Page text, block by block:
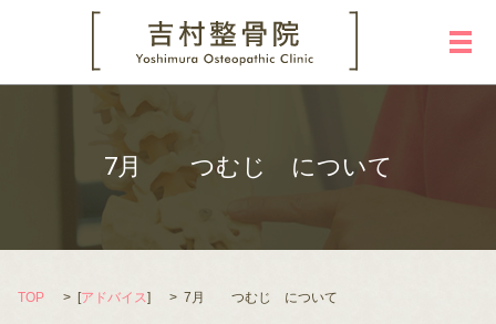
メ
7月 つむじ について
TOP [アドバイス] 7月 つむじ について